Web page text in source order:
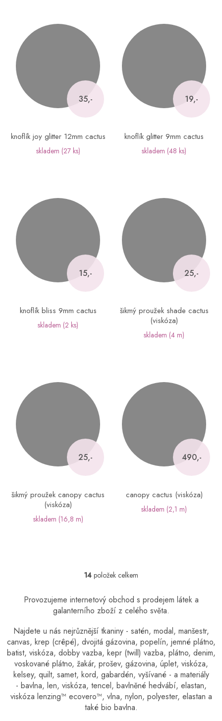
35,-
knoflík joy glitter 12mm cactus
skladem (27 ks)
19,-
knoflík glitter 9mm cactus
skladem (48 ks)
15,-
knoflík bliss 9mm cactus
skladem (2 ks)
25,-
šikmý proužek shade cactus
(viskóza)
skladem (4 m)
25,-
šikmý proužek canopy cactus
(viskóza)
skladem (16,8 m)
490,-
canopy cactus (viskóza)
skladem (2,1 m)
O
l
á
d
c
í
p
r
v
k
y
v
ý
14 položek celkem
Provozujeme internetový obchod s prodejem látek a
galanterního zboží z celého světa.
Najdete u nás nejrůznější tkaniny - satén, modal, manšestr,
canvas, krep (crêpé), dvojitá gázovina, popelín, jemné plátno,
batist, viskóza, dobby vazba, kepr (twill) vazba, plátno, denim,
voskované plátno, žakár, prošev, gázovina, úplet, viskóza,
kelsey, quilt, samet, kord, gabardén, vyšívané - a materiály
- bavlna, len, viskóza, tencel, bavlněné hedvábí, elastan,
viskóza lenzing™️ ecovero™️, vlna, nylon, polyester, elastan a
také bio bavlna.